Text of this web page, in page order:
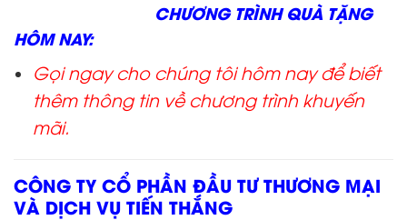
CHƯƠNG TRÌNH QUÀ TẶNG
HÔM NAY:
Gọi ngay cho chúng tôi hôm nay để biết
thêm thông tin về chương trình khuyến
mãi.
CÔNG TY CỔ PHẦN ĐẦU TƯ THƯƠNG MẠI
VÀ DỊCH VỤ TIẾN THẮNG